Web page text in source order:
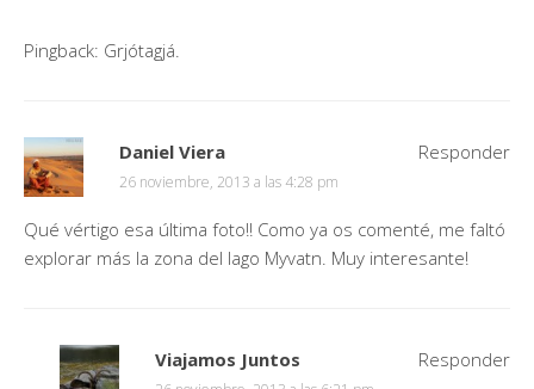
Pingback: Grjótagjá.
Daniel Viera
26 noviembre, 2013 a las 4:28 pm
Qué vértigo esa última foto!! Como ya os comenté, me faltó
explorar más la zona del lago Myvatn. Muy interesante!
Responder
Viajamos Juntos Responder